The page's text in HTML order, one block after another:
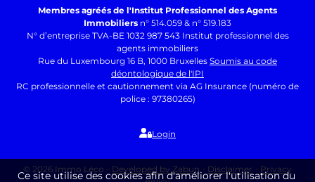
Membres agréés de l'Institut Professionnel des Agents
Immobiliers n° 514.059 & n° 519.183
N° d’entreprise TVA-BE 1032 987 543 Institut professionnel des
agents immobiliers
Rue du Luxembourg 16 B, 1000 Bruxelles Soumis au code
déontologique de l'IPI
RC professionnelle et cautionnement via AG Insurance (numéro de
police : 97380265)
Login
© 2026 Immo Léco Developed by Zabun Disclaimer
Privacy
Ce site utilise des cookies afin d'améliorer l'utilisation du